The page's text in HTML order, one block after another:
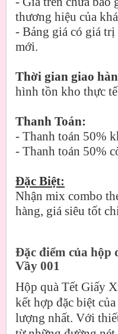
thương hiệu của
- Bảng giá có giá
mới.
Thời gian giao
hình tồn kho thực tế
Thanh Toán:
- Thanh toán 50%
- Thanh toán 50%
Đặc Biệt:
Nhận mix combo
hàng, giá siêu tốt
Đặc điểm của hộp
Vầy 001
Hộp quà Tết Giấy
kết hợp đặc biệt
lượng nhất. Với